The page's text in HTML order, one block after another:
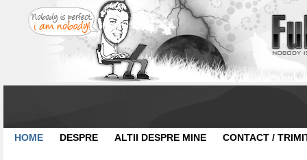
HOME DESPRE ALTII DESPRE MINE CONTACT /